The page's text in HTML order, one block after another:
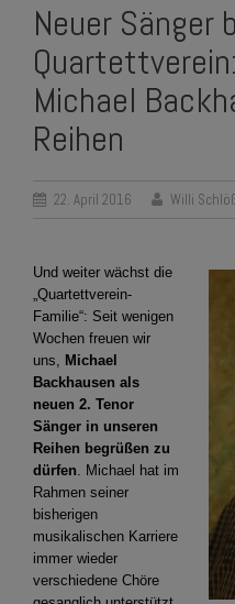
CONTENT
Neuer Sänger
Michael
Reihen
22. April 2016 Willi
Und weiter wächst die
„Quartettverein-
Familie“: Seit wenigen
Wochen freuen wir
uns, Michael
Backhausen als
neuen 2. Tenor
Sänger in unseren
Reihen begrüßen zu
dürfen. Michael hat im
Rahmen seiner
bisherigen
musikalischen Karriere
immer wieder
verschiedene Chöre